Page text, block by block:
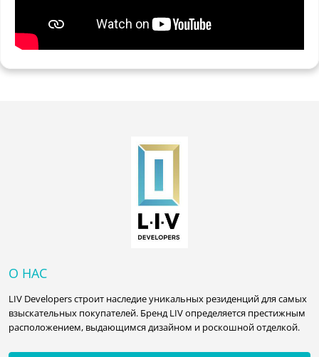
О НАС
LIV Developers строит наследие уникальных резиденций для самых
взыскательных покупателей. Бренд LIV определяется престижным
расположением, выдающимся дизайном и роскошной отделкой.